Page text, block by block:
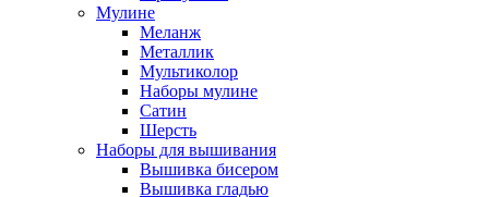
Мулине
Меланж
Металлик
Мультиколор
Наборы мулине
Сатин
Шерсть
Наборы для вышивания
Вышивка бисером
Вышивка гладью